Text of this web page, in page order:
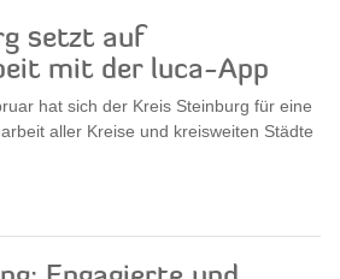
setzt auf
mit der luca-App
hat sich der Kreis Steinburg für eine
aller Kreise und kreisweiten Städte